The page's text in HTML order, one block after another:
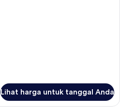
Lihat harga untuk tanggal Anda